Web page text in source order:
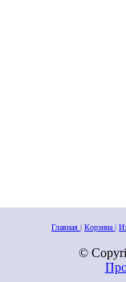
Главная | Корзина |
©